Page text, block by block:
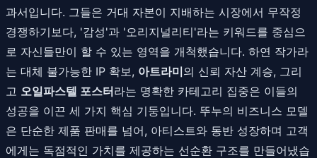
과서입니다. 그들은 거대 자본이 지배하는 시장에서 무작정
경쟁하기보다, '감성'과 '오리지널리티'라는 키워드를 중심으
로 자신들만이 할 수 있는 영역을 개척했습니다. 하연 작가라
는 대체 불가능한 IP 확보, 아트라미의 신뢰 자산 계승, 그리
고 오일파스텔 포스터라는 명확한 카테고리 집중은 이들의
성공을 이끈 세 가지 핵심 기둥입니다. 뚜누의 비즈니스 모델
은 단순한 제품 판매를 넘어, 아티스트와 동반 성장하며 고객
에게는 독점적인 가치를 제공하는 선순환 구조를 만들어냈습